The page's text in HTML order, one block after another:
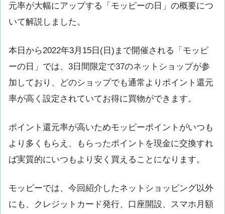
元率が大幅にアップする「モッピーの日」の概要につ
いて解説しました。
本日から2022年3月15日(日)まで開催される「モッピ
ーの日」では、3日間限定で37のネットショップが参
加しており、どのショップでも通常よりポイント還元
率が高く設定されていてお得に買物ができます。
ポイント還元率が高いためモッピーポイントがいつも
より多くもらえ、もらったポイントを現金に交換すれ
ば実質的にいつもより安く買えることになります。
モッピーでは、今回紹介したネットショッピング以外
にも、クレジットカード発行、口座開設、スマホ月額